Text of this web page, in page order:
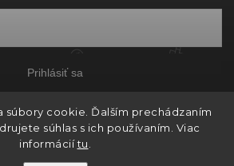
súbory cookie. Ďalším prechádzaním
súhlas s ich používaním. Viac
informáciítu
Prihlásiť sa
PROXIMA.store